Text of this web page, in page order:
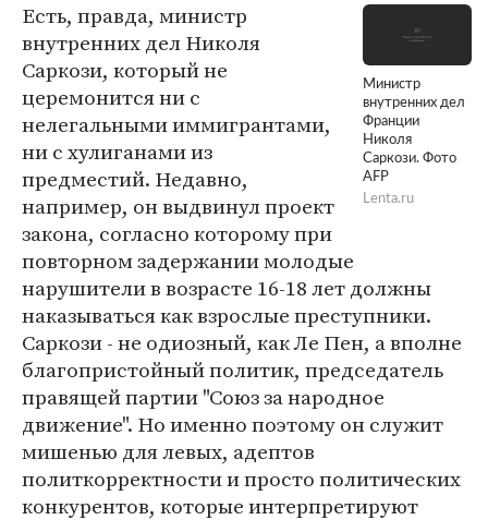
Министр
внутренних дел
Франции
Николя
Саркози. Фото
AFP
Lenta.ru
Есть, правда, министр
внутренних дел Николя
Саркози, который не
церемонится ни с
нелегальными иммигрантами,
ни с хулиганами из
предместий. Недавно,
например, он выдвинул проект
закона, согласно которому при
повторном задержании молодые
нарушители в возрасте 16-18 лет должны
наказываться как взрослые преступники.
Саркози - не одиозный, как Ле Пен, а вполне
благопристойный политик, председатель
правящей партии "Союз за народное
движение". Но именно поэтому он служит
мишенью для левых, адептов
политкорректности и просто политических
конкурентов, которые интерпретируют